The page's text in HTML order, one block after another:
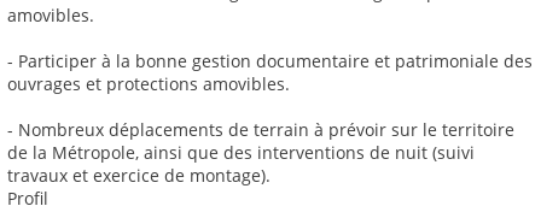
amovibles.
- Participer à la bonne gestion documentaire et patrimoniale des
ouvrages et protections amovibles.
- Nombreux déplacements de terrain à prévoir sur le territoire
de la Métropole, ainsi que des interventions de nuit (suivi
travaux et exercice de montage).
Profil